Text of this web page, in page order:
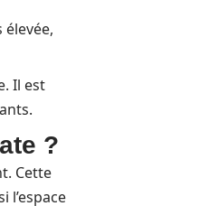
Il est
?
Cette
l’espace